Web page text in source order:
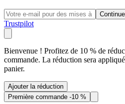
Trustpilot
Bienvenue ! Profitez de 10 % de
commande. La réduction sera
panier.
Ajouter la réduction
Première commande -10 %